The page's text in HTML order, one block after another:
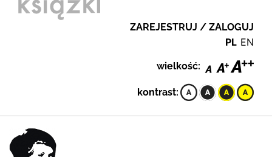
ZAREJESTRUJ / ZALOGUJ
PL EN
wielkość:
kontrast: